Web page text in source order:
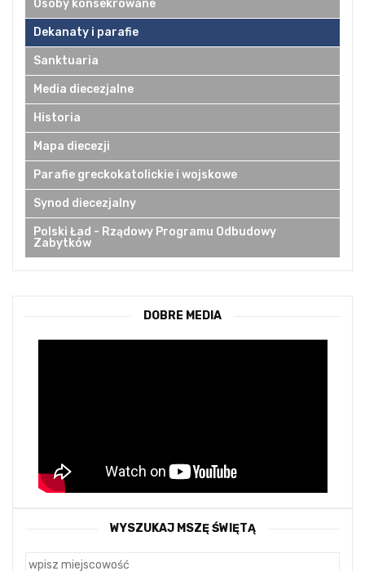
Osoby konsekrowane
Dekanaty i parafie
Sanktuaria
Media diecezjalne
Historia
Mapa diecezji
Parafie greckokatolickie i wojskowe
Synod diecezjalny
Polski Ład - Rządowy Programu Odbudowy
Zabytków
DOBRE MEDIA
WYSZUKAJ MSZĘ ŚWIĘTĄ